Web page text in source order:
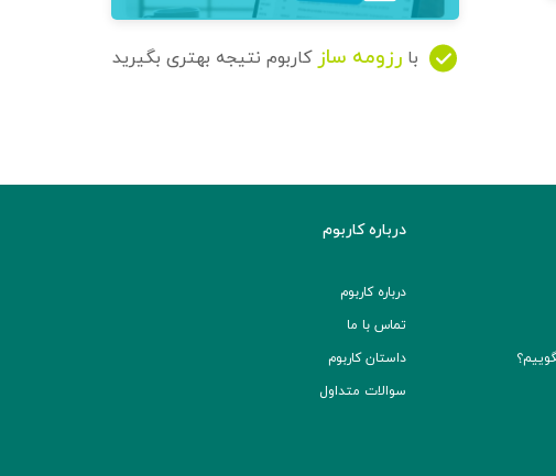
با رزومه ساز کاربوم نتیجه بهتری بگیرید
درباره کاربوم
درباره کاربوم
تماس با ما
داستان کاربوم
سوالات متداول